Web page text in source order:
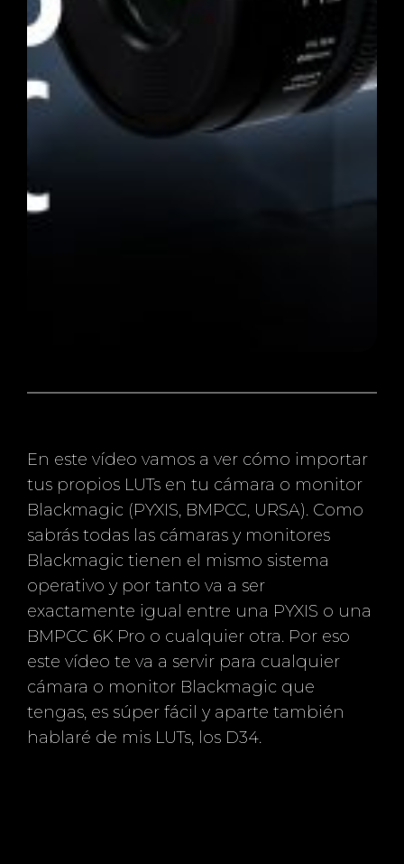
En este vídeo vamos a ver cómo importar
tus propios LUTs en tu cámara o monitor
Blackmagic (PYXIS, BMPCC, URSA). Como
sabrás todas las cámaras y monitores
Blackmagic tienen el mismo sistema
operativo y por tanto va a ser
exactamente igual entre una PYXIS o una
BMPCC 6K Pro o cualquier otra. Por eso
este vídeo te va a servir para cualquier
cámara o monitor Blackmagic que
tengas, es súper fácil y aparte también
hablaré de mis LUTs, los D34.